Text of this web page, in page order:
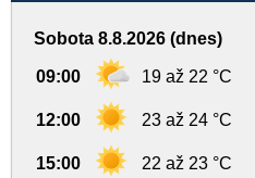
Sobota 8.8.2026 (dnes)
09:00 19 až 22 °C
12:00 23 až 24 °C
15:00 22 až 23 °C